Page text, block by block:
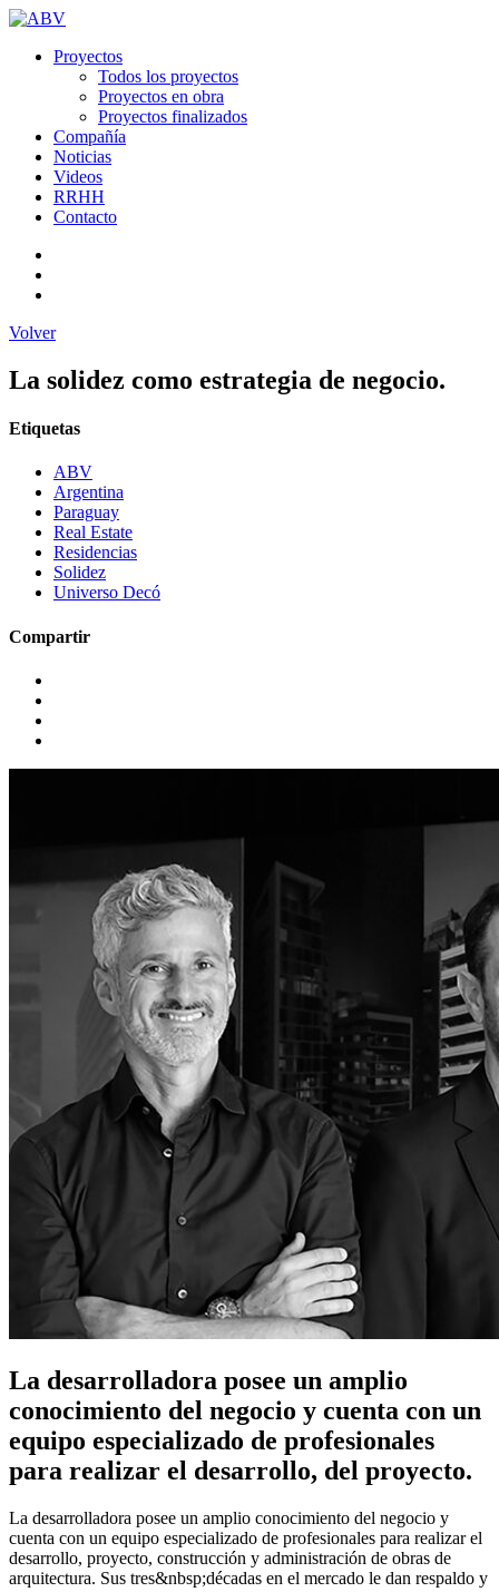
Proyectos
Todos los proyectos
Proyectos en obra
Proyectos finalizados
Compañía
Noticias
Videos
RRHH
Contacto
Volver
La solidez como estrategia de negocio.
Etiquetas
ABV
Argentina
Paraguay
Real Estate
Residencias
Solidez
Universo Decó
Compartir
La desarrolladora posee un amplio
conocimiento del negocio y cuenta con un
equipo especializado de profesionales
para realizar el desarrollo, del proyecto.
La desarrolladora posee un amplio conocimiento del negocio y
cuenta con un equipo especializado de profesionales para realizar el
desarrollo, proyecto, construcción y administración de obras de
arquitectura. Sus tres&nbsp;décadas en el mercado le dan respaldo y